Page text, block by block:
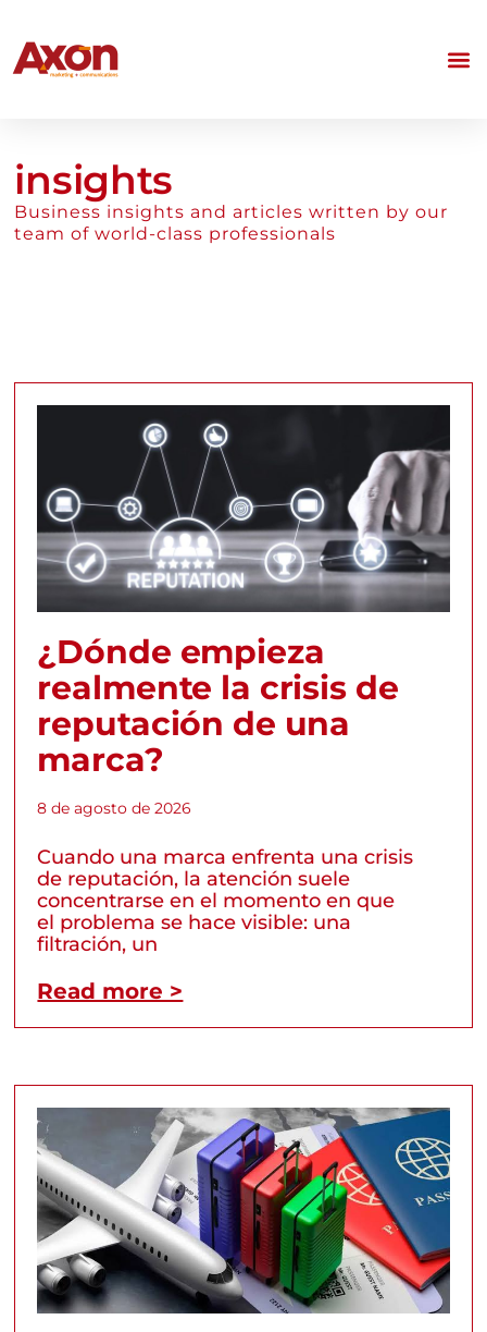
insights
Business insights and articles written by our
team of world-class professionals
¿Dónde empieza
realmente la crisis de
reputación de una
marca?
8 de agosto de 2026
Cuando una marca enfrenta una crisis
de reputación, la atención suele
concentrarse en el momento en que
el problema se hace visible: una
filtración, un
Read more >